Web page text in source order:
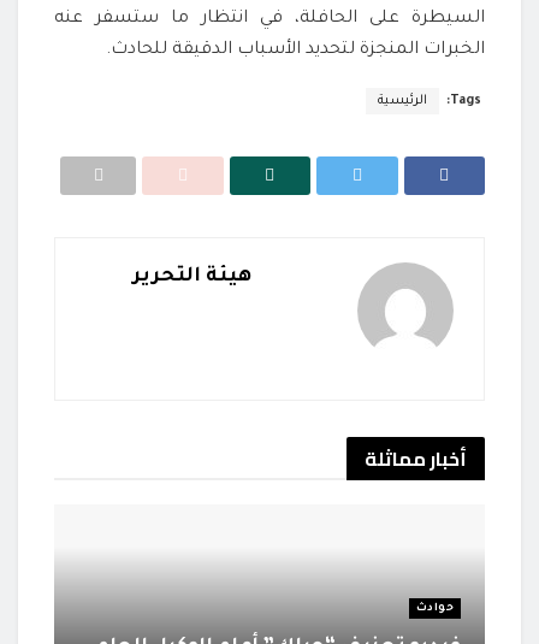
السيطرة على الحافلة، في انتظار ما ستسفر عنه
الخبرات المنجزة لتحديد الأسباب الدقيقة للحادث.
Tags: الرئيسية
هيئة التحرير
أخبارمماثلة
حوادث